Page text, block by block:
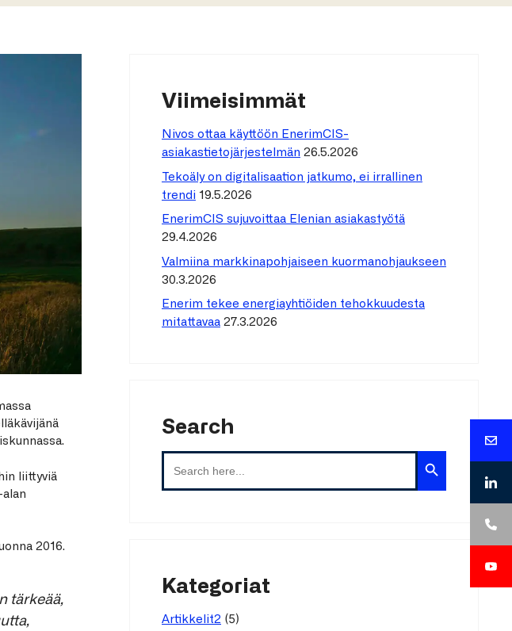
liittyviä
2016.
tärkeää,
Viimeisimmät
Nivos ottaa käyttöön EnerimCIS-
asiakastietojärjestelmän 26.5.2026
Tekoäly on digitalisaation jatkumo, ei irrallinen
trendi 19.5.2026
EnerimCIS sujuvoittaa Elenian asiakastyötä
29.4.2026
Valmiina markkinapohjaiseen kuormanohjaukseen
30.3.2026
Enerim tekee energiayhtiöiden tehokkuudesta
mitattavaa 27.3.2026
Search
for:
Search Button
Kategoriat
Artikkelit2 (5)